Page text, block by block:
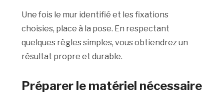
Une fois le mur identifié et les fixations
choisies, place à la pose. En respectant
quelques règles simples, vous obtiendrez un
résultat propre et durable.
Préparer le matériel nécessaire